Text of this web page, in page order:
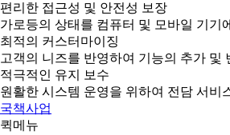
편리한 접근성 및 안전성 보장
가로등의 상태를 컴퓨터 및 모바일 기기
최적의 커스터마이징
고객의 니즈를 반영하여 기능의 추가
적극적인 유지 보수
원활한 시스템 운영을 위하여 전담 서비
국책사업
퀵메뉴